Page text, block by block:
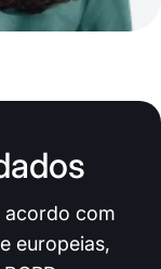
acordo com
europeias,